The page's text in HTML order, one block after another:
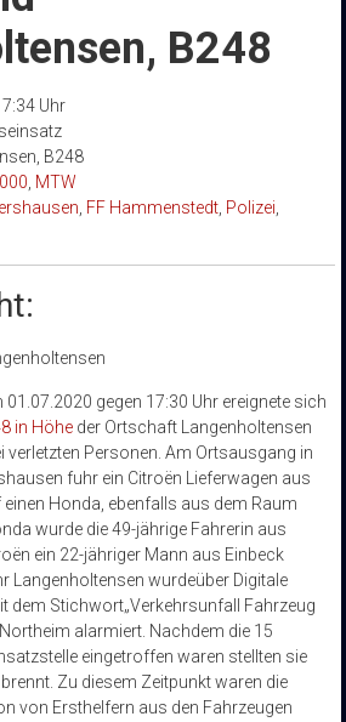
B248
Uhr
B248
MTW
FF Hammenstedt, Polizei
01.07.2020 gegen 17:30 Uhr ereignete sich
in Höheder Ortschaft Langenholtensen
Personen. Am Ortsausgang in
fuhr ein Citroën Lieferwagen aus
Honda, ebenfalls aus dem Raum
wurde die 49-jährige Fahrerin aus
ein 22-jähriger Mann aus Einbeck
Langenholtensen wurdeüber Digitale
dem Stichwort„Verkehrsunfall Fahrzeug
alarmiert. Nachdem die 15
eingetroffen waren stellten sie
Zu diesem Zeitpunkt waren die
von Ersthelfern aus den Fahrzeugen